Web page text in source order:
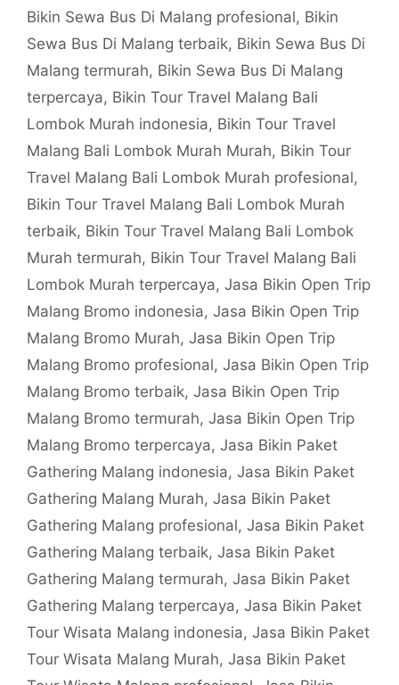
Bikin Sewa Bus Di Malang profesional, Bikin
Sewa Bus Di Malang terbaik, Bikin Sewa Bus Di
Malang termurah, Bikin Sewa Bus Di Malang
terpercaya, Bikin Tour Travel Malang Bali
Lombok Murah indonesia, Bikin Tour Travel
Malang Bali Lombok Murah Murah, Bikin Tour
Travel Malang Bali Lombok Murah profesional,
Bikin Tour Travel Malang Bali Lombok Murah
terbaik, Bikin Tour Travel Malang Bali Lombok
Murah termurah, Bikin Tour Travel Malang Bali
Lombok Murah terpercaya, Jasa Bikin Open Trip
Malang Bromo indonesia, Jasa Bikin Open Trip
Malang Bromo Murah, Jasa Bikin Open Trip
Malang Bromo profesional, Jasa Bikin Open Trip
Malang Bromo terbaik, Jasa Bikin Open Trip
Malang Bromo termurah, Jasa Bikin Open Trip
Malang Bromo terpercaya, Jasa Bikin Paket
Gathering Malang indonesia, Jasa Bikin Paket
Gathering Malang Murah, Jasa Bikin Paket
Gathering Malang profesional, Jasa Bikin Paket
Gathering Malang terbaik, Jasa Bikin Paket
Gathering Malang termurah, Jasa Bikin Paket
Gathering Malang terpercaya, Jasa Bikin Paket
Tour Wisata Malang indonesia, Jasa Bikin Paket
Tour Wisata Malang Murah, Jasa Bikin Paket